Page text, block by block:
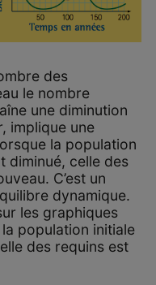
des
le nombre
une diminution
implique une
la population
diminué, celle des
C’est un
dynamique.
les graphiques
population initiale
des requins est